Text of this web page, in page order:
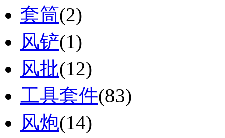
套筒(2)
风铲(1)
风批(12)
工具套件(83)
风炮(14)